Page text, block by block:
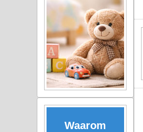
Waarom